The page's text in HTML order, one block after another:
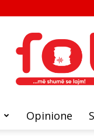
FOL
Opinione